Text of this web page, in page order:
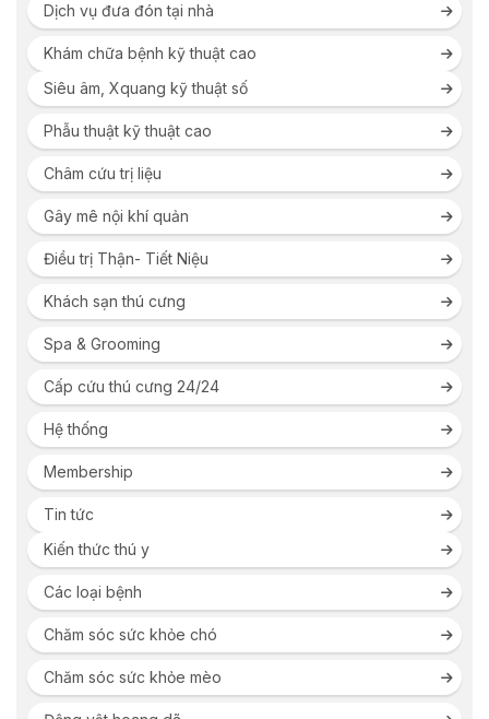
Dịch vụ đưa đón tại nhà
Khám chữa bệnh kỹ thuật cao
Siêu âm, Xquang kỹ thuật số
Phẫu thuật kỹ thuật cao
Châm cứu trị liệu
Gây mê nội khí quản
Điều trị Thận- Tiết Niệu
Khách sạn thú cưng
Spa & Grooming
Cấp cứu thú cưng 24/24
Hệ thống
Membership
Tin tức
Kiến thức thú y
Các loại bệnh
Chăm sóc sức khỏe chó
Chăm sóc sức khỏe mèo